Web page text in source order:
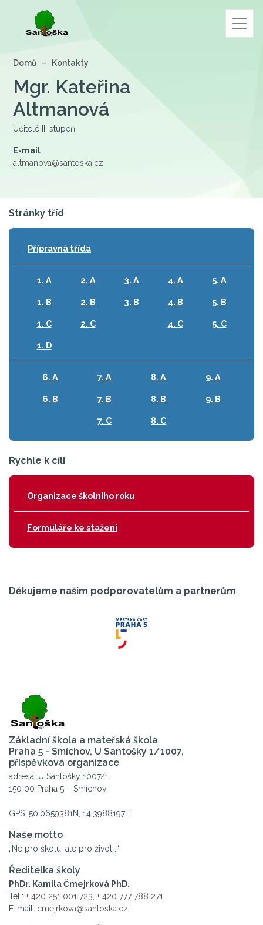
Domů Kontakty
Mgr. Kateřina
Altmanová
Učitelé II. stupeň
E-mail
altmanova@santoska.cz
Stránky tříd
Přípravná třída
1. A
1. B
1. C
1. D
2. A
2. B
2. C
3. A
3. B
4. A
4. B
4. C
5. A
5. B
5. C
6. A
6. B
7. A
7. B
7. C
8. A
8. B
8. C
9. A
9. B
Rychle k cíli
Organizace školního roku
Formuláře ke stažení
Děkujeme našim podporovatelům a partnerům
Základní škola a mateřská škola
Praha 5 - Smíchov, U Santošky 1/1007,
příspěvková organizace
adresa: U Santošky 1007/1
150 00 Praha 5 – Smíchov
GPS: 50.0659381N, 14.3988197E
Naše motto
„Ne pro školu, ale pro život…“
Ředitelka školy
PhDr. Kamila Čmejrková PhD.
Tel.: + 420 251 001 723 + 420 777 788 271
E-mail: cmejrkova@santoska.cz